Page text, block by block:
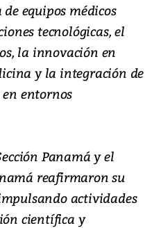
equipos médicos
tecnológicas, el
la innovación en
y la integración de
entornos
Panamá y el
reafirmaron su
actividades
científica y